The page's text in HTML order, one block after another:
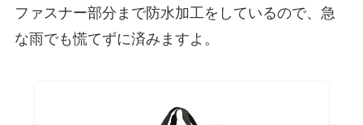
ファスナー部分まで防水加工をしているので、急
な雨でも慌てずに済みますよ。